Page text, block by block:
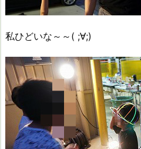
私ひどいな～～( ;∀;)